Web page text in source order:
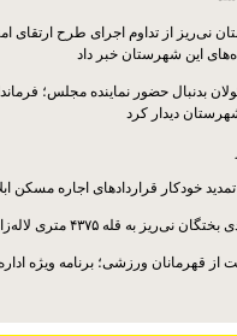
نی‌ریز از تداوم اجرای طرح ارتقای
این شهرستان خبر داد
بدنبال حضور نماینده مجلس؛
دیدار کرد
خودکار قراردادهای اجاره مسکن
به قله ۴۳۷۵ متری لاله‌زار کرمان
از قهرمانان ورزشی؛ برنامه ویژه